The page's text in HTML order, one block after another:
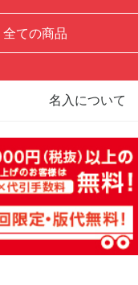
名入について